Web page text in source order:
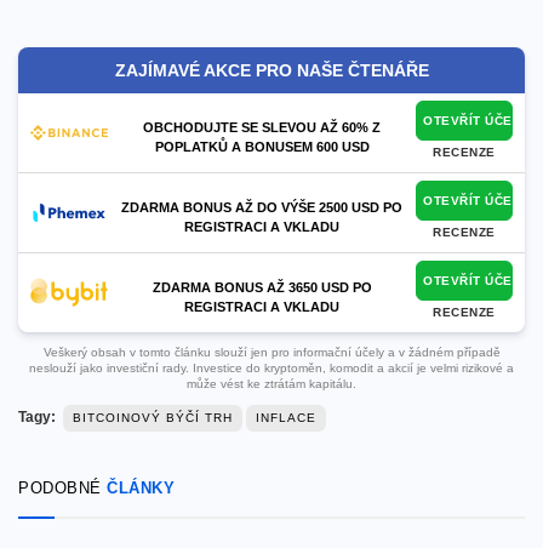
ZAJÍMAVÉ AKCE PRO NAŠE ČTENÁŘE
OBCHODUJTE SE SLEVOU AŽ 60% Z
POPLATKŮ A BONUSEM 600 USD
OTEVŘÍT ÚČET
RECENZE
ZDARMA BONUS AŽ DO VÝŠE 2500 USD PO
REGISTRACI A VKLADU
OTEVŘÍT ÚČET
RECENZE
ZDARMA BONUS AŽ 3650 USD PO
REGISTRACI A VKLADU
OTEVŘÍT ÚČET
RECENZE
Veškerý obsah v tomto článku slouží jen pro informační účely a v žádném případě
neslouží jako investiční rady. Investice do kryptoměn, komodit a akcií je velmi rizikové a
může vést ke ztrátám kapitálu.
Tagy: BITCOINOVÝ BÝČÍ TRH INFLACE
PODOBNÉ ČLÁNKY